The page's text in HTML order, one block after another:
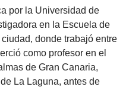
por la Universidad de
en la Escuela de
donde trabajó entre
como profesor en el
de Gran Canaria,
La Laguna, antes de